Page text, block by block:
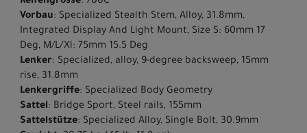
Vorbau: Specialized Stealth Stem, Alloy, 31.8mm,
Integrated Display And Light Mount, Size S: 60mm 17
Deg, M/L/Xl: 75mm 15.5 Deg
Lenker: Specialized, alloy, 9-degree backsweep, 15mm
rise, 31.8mm
Lenkergriffe: Specialized Body Geometry
Sattel: Bridge Sport, Steel rails, 155mm
Sattelstütze: Specialized Alloy, Single Bolt, 30.9mm